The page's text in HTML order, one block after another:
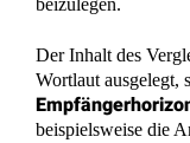
beizulegen.
Der Inhalt des
Wortlaut ausgelegt,
beispielsweise die